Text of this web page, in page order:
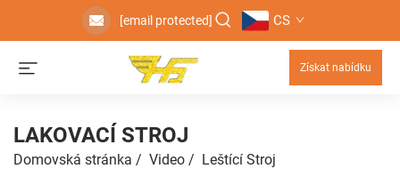
[email protected] CS
Získat nabídku
LAKOVACÍ STROJ
Domovská stránka / Video / Leštící Stroj